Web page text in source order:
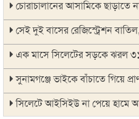
চোরাচালানের আসামিকে ছাড়াতে
সেই দুই বাসের রেজিস্ট্রেশন
এক মাসে সিলেটের সড়কে ঝরল ৩১
সুনামগঞ্জে ভাইকে বাঁচাতে গিয়ে
সিলেটে আইসিইউ না পেয়ে হামে